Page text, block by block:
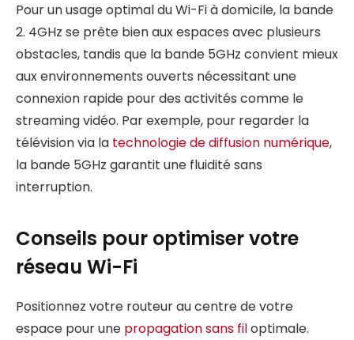
Pour un usage optimal du Wi-Fi à domicile, la bande
2. 4GHz se prête bien aux espaces avec plusieurs
obstacles, tandis que la bande 5GHz convient mieux
aux environnements ouverts nécessitant une
connexion rapide pour des activités comme le
streaming vidéo. Par exemple, pour regarder la
télévision via la technologie de diffusion numérique,
la bande 5GHz garantit une fluidité sans
interruption.
Conseils pour optimiser votre
réseau Wi-Fi
Positionnez votre routeur au centre de votre
espace pour une propagation sans filoptimale.